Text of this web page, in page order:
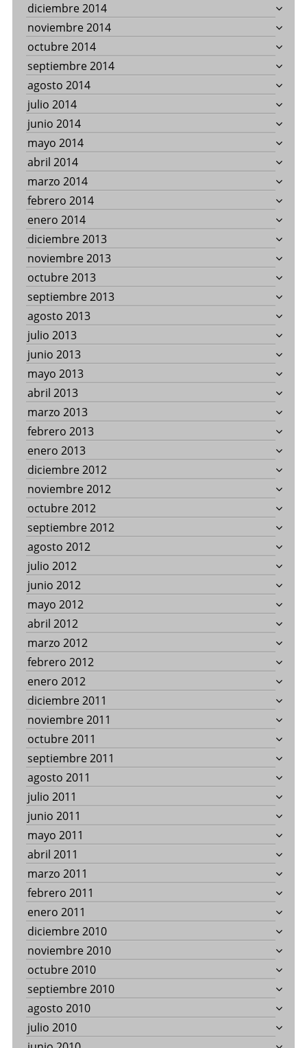
diciembre 2014
noviembre 2014
octubre 2014
septiembre 2014
agosto 2014
julio 2014
junio 2014
mayo 2014
abril 2014
marzo 2014
febrero 2014
enero 2014
diciembre 2013
noviembre 2013
octubre 2013
septiembre 2013
agosto 2013
julio 2013
junio 2013
mayo 2013
abril 2013
marzo 2013
febrero 2013
enero 2013
diciembre 2012
noviembre 2012
octubre 2012
septiembre 2012
agosto 2012
julio 2012
junio 2012
mayo 2012
abril 2012
marzo 2012
febrero 2012
enero 2012
diciembre 2011
noviembre 2011
octubre 2011
septiembre 2011
agosto 2011
julio 2011
junio 2011
mayo 2011
abril 2011
marzo 2011
febrero 2011
enero 2011
diciembre 2010
noviembre 2010
octubre 2010
septiembre 2010
agosto 2010
julio 2010